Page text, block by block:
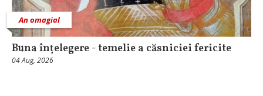
An omagial
Buna înțelegere - temelie a căsniciei fericite
04 Aug, 2026